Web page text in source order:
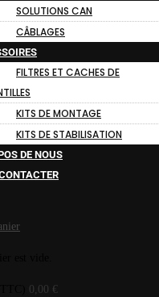
SOLUTIONS CAN
CÂBLAGES
FILTRES ET CACHES DE
KITS DE MONTAGE
KITS DE STABILISATION
DE NOUS
0,00 €